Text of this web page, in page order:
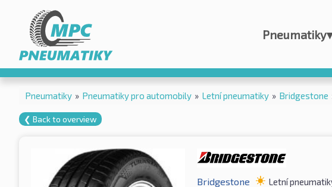
Pneumatiky
Pneumatiky » Pneumatiky pro automobily » Letní pneumatiky » Bridgestone
❮ Back to overview
Bridgestone Letní